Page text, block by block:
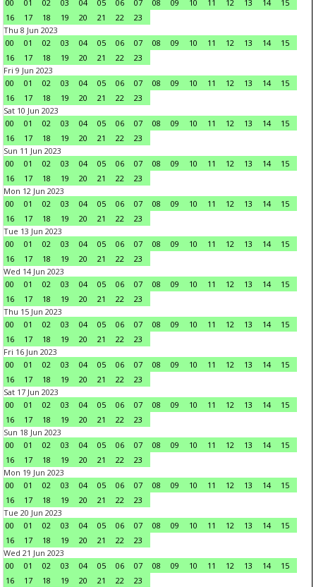
00
01 02 03 04 05 06 07 08 09 10 11 12 13 14
15
16
17 18 19 20 21 22
23
Thu 8 Jun 2023
00
01 02 03 04 05 06 07 08 09 10 11 12 13 14
15
16
17 18 19 20 21 22
23
Fri 9 Jun 2023
00
01 02 03 04 05 06 07 08 09 10 11 12 13 14
15
16
17 18 19 20 21 22
23
Sat 10 Jun 2023
00
01 02 03 04 05 06 07 08 09 10 11 12 13 14
15
16
17 18 19 20 21 22
23
Sun 11 Jun 2023
00
01 02 03 04 05 06 07 08 09 10 11 12 13 14
15
16
17 18 19 20 21 22
23
Mon 12 Jun 2023
00
01 02 03 04 05 06 07 08 09 10 11 12 13 14
15
16
17 18 19 20 21 22
23
Tue 13 Jun 2023
00
01 02 03 04 05 06 07 08 09 10 11 12 13 14
15
16
17 18 19 20 21 22
23
Wed 14 Jun 2023
00
01 02 03 04 05 06 07 08 09 10 11 12 13 14
15
16
17 18 19 20 21 22
23
Thu 15 Jun 2023
00
01 02 03 04 05 06 07 08 09 10 11 12 13 14
15
16
17 18 19 20 21 22
23
Fri 16 Jun 2023
00
01 02 03 04 05 06 07 08 09 10 11 12 13 14
15
16
17 18 19 20 21 22
23
Sat 17 Jun 2023
00
01 02 03 04 05 06 07 08 09 10 11 12 13 14
15
16
17 18 19 20 21 22
23
Sun 18 Jun 2023
00
01 02 03 04 05 06 07 08 09 10 11 12 13 14
15
16
17 18 19 20 21 22
23
Mon 19 Jun 2023
00
01 02 03 04 05 06 07 08 09 10 11 12 13 14
15
16
17 18 19 20 21 22
23
Tue 20 Jun 2023
00
01 02 03 04 05 06 07 08 09 10 11 12 13 14
15
16
17 18 19 20 21 22
23
Wed 21 Jun 2023
00
01 02 03 04 05 06 07 08 09 10 11 12 13 14
15
16
17 18 19 20 21 22
23